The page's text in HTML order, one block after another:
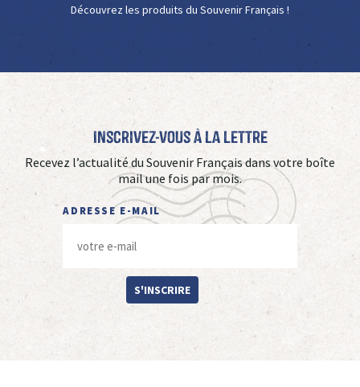
Découvrez les produits du Souvenir Français !
Inscrivez-vous à La Lettre
Recevez l’actualité du Souvenir Français dans votre boîte
mail une fois par mois.
ADRESSE E-MAIL
S'INSCRIRE